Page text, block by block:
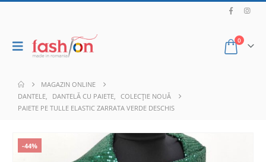
0
MAGAZIN ONLINE
DANTELE, DANTELĂ CU PAIETE, COLECȚIE NOUĂ
PAIETE PE TULLE ELASTIC ZARRATA VERDE DESCHIS
-44%